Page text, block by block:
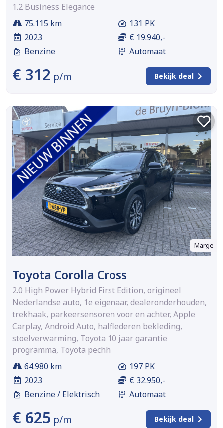
1.2 Business Elegance
75.115 km
2023
Benzine
131 PK
€ 19.940,-
Automaat
€ 312 p/m Bekijk deal
Marge
Toyota Corolla Cross
2.0 High Power Hybrid First Edition, origineel
Nederlandse auto, 1e eigenaar, dealeronderhouden,
trekhaak, parkeersensoren voor en achter, Apple
Carplay, Android Auto, halflederen bekleding,
stoelverwarming, Toyota 10 jaar garantie
programma, Toyota pechh
64.980 km
2023
Benzine / Elektrisch
197 PK
€ 32.950,-
Automaat
€ 625 p/m Bekijk deal